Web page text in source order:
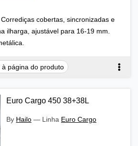
cobertas, sincronizadas e
ilharga, ajustável para 16-19 mm.
à página do produto
Euro Cargo 450 38+38L
By Hailo — Linha Euro Cargo